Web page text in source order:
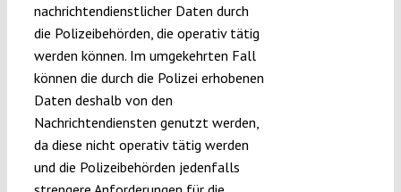
nachrichtendienstlicher Daten durch
die Polizeibehörden, die operativ tätig
werden können. Im umgekehrten Fall
können die durch die Polizei erhobenen
Daten deshalb von den
Nachrichtendiensten genutzt werden,
da diese nicht operativ tätig werden
und die Polizeibehörden jedenfalls